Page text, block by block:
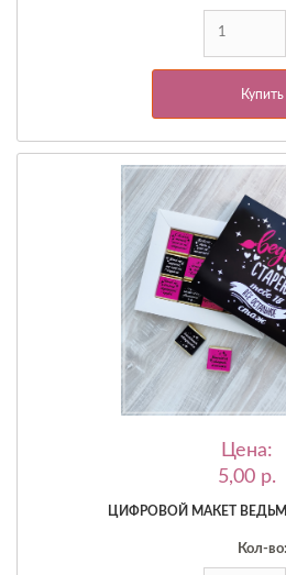
Купить
Цена:
5,00 p.
ЦИФРОВОЙ МАКЕТ
Кол-во: